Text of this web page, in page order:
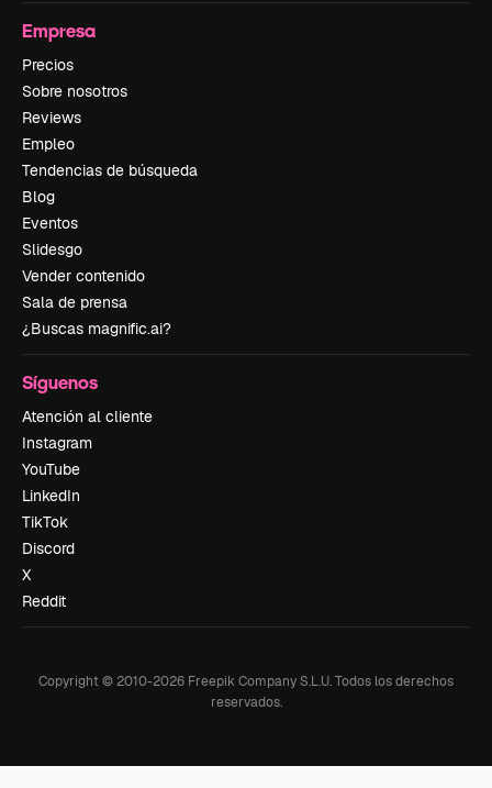
Empresa
Precios
Sobre nosotros
Reviews
Empleo
Tendencias de búsqueda
Blog
Eventos
Slidesgo
Vender contenido
Sala de prensa
¿Buscas magnific.ai?
Síguenos
Atención al cliente
Instagram
YouTube
LinkedIn
TikTok
Discord
X
Reddit
Copyright © 2010-2026 Freepik Company S.L.U.Todos los derechos
reservados.